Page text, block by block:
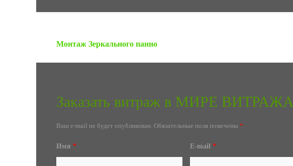
Монтаж Зеркального панно
Заказать витраж в МИРЕ ВИТРАЖА
Ваш e-mail не будет опубликован. Обязательные поля помечены *
Имя * E-mail*